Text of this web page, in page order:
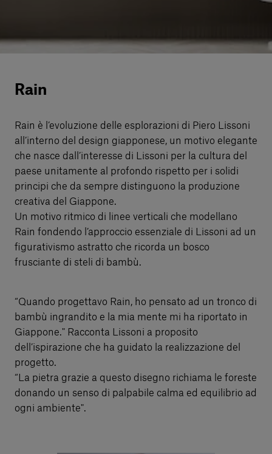
Rain
Rain è l’evoluzione delle esplorazioni di Piero Lissoni
all’interno del design giapponese, un motivo elegante
che nasce dall’interesse di Lissoni per la cultura del
paese unitamente al profondo rispetto per i solidi
principi che da sempre distinguono la produzione
creativa del Giappone.
Un motivo ritmico di linee verticali che modellano
Rain fondendo l’approccio essenziale di Lissoni ad un
figurativismo astratto che ricorda un bosco
frusciante di steli di bambù.
“Quando progettavo Rain, ho pensato ad un tronco di
bambù ingrandito e la mia mente mi ha riportato in
Giappone." Racconta Lissoni a proposito
dell’ispirazione che ha guidato la realizzazione del
progetto.
“La pietra grazie a questo disegno richiama le foreste
donando un senso di palpabile calma ed equilibrio ad
ogni ambiente".